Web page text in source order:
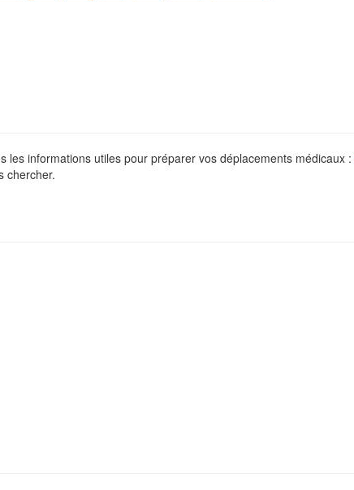
informations utiles pour préparer vos déplacements médicaux :
chercher.